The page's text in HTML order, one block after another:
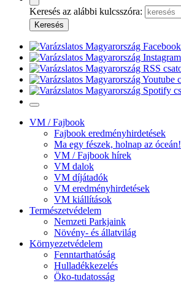
Keresés az alábbi kulcsszóra:
VM / Fajbook
Fajbook eredményhirdetések
Ma egy fészek, holnap az óceán!
VM / Fajbook hírek
VM dalok
VM díjátadók
VM eredményhirdetések
VM kiállítások
Természetvédelem
Nemzeti Parkjaink
Növény- és állatvilág
Környezetvédelem
Fenntarthatóság
Hulladékkezelés
Öko-tudatosság